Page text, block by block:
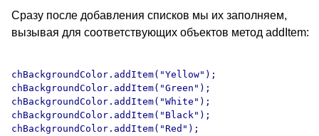
Сразу после добавления списков мы их заполняем,
вызывая для соответствующих объектов метод addItem:
chBackgroundColor.addItem("Yellow");
chBackgroundColor.addItem("Green");
chBackgroundColor.addItem("White");
chBackgroundColor.addItem("Black");
chBackgroundColor.addItem("Red");